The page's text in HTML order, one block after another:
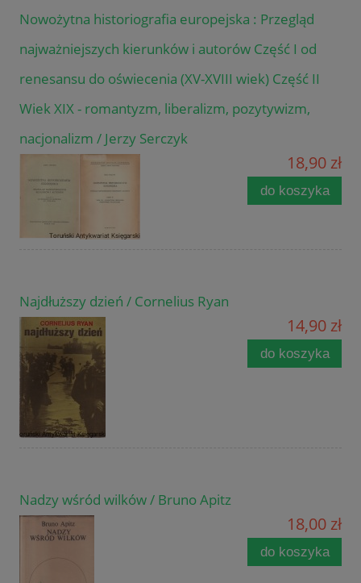
Nowożytna historiografia europejska : Przegląd
najważniejszych kierunków i autorów Część I od
renesansu do oświecenia (XV-XVIII wiek) Część II
Wiek XIX - romantyzm, liberalizm, pozytywizm,
nacjonalizm / Jerzy Serczyk
18,90 zł
do koszyka
Najdłuższy dzień / Cornelius Ryan
14,90 zł
do koszyka
Nadzy wśród wilków / Bruno Apitz
18,00 zł
do koszyka